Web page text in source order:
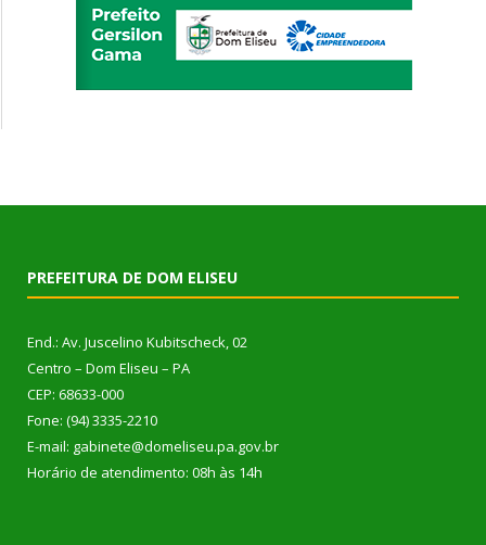
PREFEITURA DE DOM ELISEU
End.: Av. Juscelino Kubitscheck, 02
Centro – Dom Eliseu – PA
CEP: 68633-000
Fone: (94) 3335-2210
E-mail: gabinete@domeliseu.pa.gov.br
Horário de atendimento: 08h às 14h